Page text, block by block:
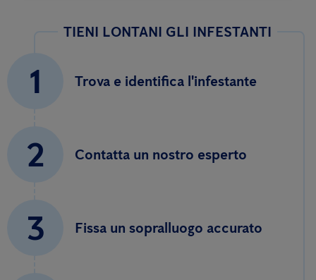
TIENI LONTANI GLI INFESTANTI
1 Trova e identifica l'infestante
2 Contatta un nostro esperto
3 Fissa un sopralluogo accurato